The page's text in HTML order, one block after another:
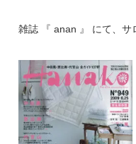
雑誌 『 anan 』 にて、サ